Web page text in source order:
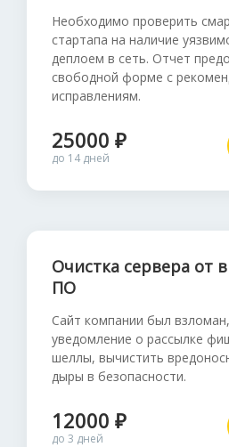
Необходимо проверить
стартапа на наличие
деплоем в сеть. Отчет
свободной форме с
исправлениям.
25000 ₽
до 14 дней
Очистка сервера от
ПО
Сайт компании был
уведомление о рассылке
шеллы, вычистить
дыры в безопасности.
12000 ₽
до 3 дней